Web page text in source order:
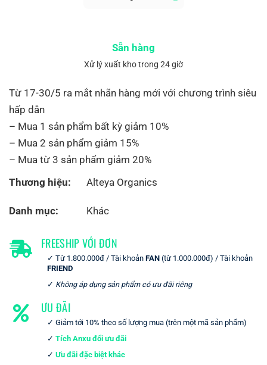
Sẵn hàng
Xử lý xuất kho trong 24 giờ
Từ 17-30/5 ra mắt nhãn hàng mới với chương trình siêu
hấp dẫn
– Mua 1 sản phẩm bất kỳ giảm 10%
– Mua 2 sản phẩm giảm 15%
– Mua từ 3 sản phẩm giảm 20%
Thương hiệu:
Alteya Organics
Danh mục: Khác
FREESHIP VỚI ĐƠN
Từ 1.800.000đ / Tài khoản FAN (từ 1.000.000đ) / Tài khoản
FRIEND
Không áp dụng sản phẩm có ưu đãi riêng
ƯU ĐÃI
Giảm tới 10% theo số lượng mua (trên một mã sản phẩm)
Tích Anxu đổi ưu đãi
Ưu đãi đặc biệt khác